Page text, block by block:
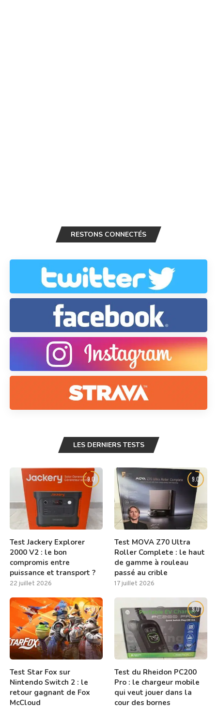
RESTONS CONNECTÉS
LES DERNIERS TESTS
9.0
Test Jackery Explorer
2000 V2 : le bon
compromis entre
puissance et transport ?
22 juillet 2026
9.0
Test MOVA Z70 Ultra
Roller Complete : le haut
de gamme à rouleau
passé au crible
17 juillet 2026
8.0
Test Star Fox sur
Nintendo Switch 2 : le
retour gagnant de Fox
McCloud
9.0
Test du Rheidon PC200
Pro : le chargeur mobile
qui veut jouer dans la
cour des bornes